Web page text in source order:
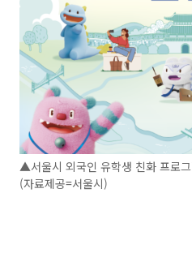
▲서울시 외국인 유학생 친화 프로
(자료제공=서울시)